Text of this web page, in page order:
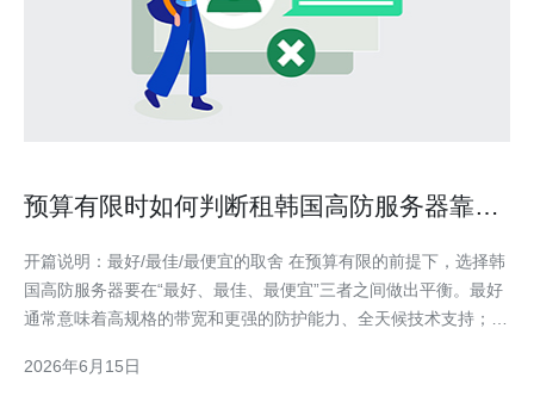
预算有限时如何判断租韩国高防服务器靠谱
开篇说明：最好/最佳/最便宜的取舍 在预算有限的前提下，选择韩
国高防服务器要在“最好、最佳、最便宜”三者之间做出平衡。最好
通常意味着高规格的带宽和更强的防护能力、全天候技术支持；最
藏着带宽限流、响应慢或防护空窗。因此判断是否靠谱，首要看防
2026年6月15日